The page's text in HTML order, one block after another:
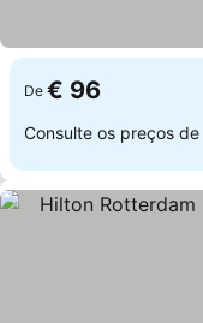
De € 96
Consulte os preços de